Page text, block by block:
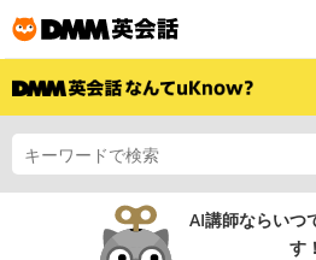
AI講師ならいつ
す！